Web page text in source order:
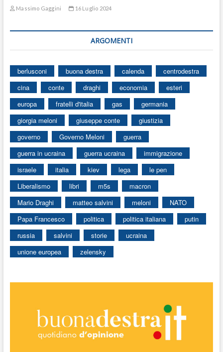
Massimo Gaggini 16 Luglio 2024
ARGOMENTI
berlusconi buona destra calenda
centrodestra
cina
conte draghi economia
esteri
europa
fratelli d'italia gas
germania
giorgia meloni
giuseppe conte
giustizia
governo
Governo Meloni
guerra
guerra in ucraina
guerra ucraina
immigrazione
israele
italia kiev lega
le pen
Liberalismo
libri m5s
macron
Mario Draghi
matteo salvini meloni
NATO
Papa Francesco
politica politica italiana
putin
russia
salvini storie
ucraina
unione europea
zelensky